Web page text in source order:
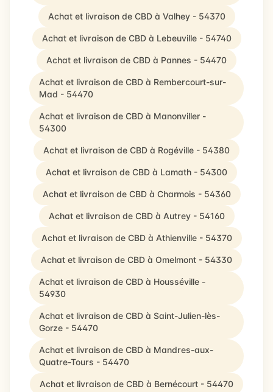
Achat et livraison de CBD à Valhey - 54370
Achat et livraison de CBD à Lebeuville - 54740
Achat et livraison de CBD à Pannes - 54470
Achat et livraison de CBD à Rembercourt-sur-
Mad - 54470
Achat et livraison de CBD à Manonviller -
54300
Achat et livraison de CBD à Rogéville - 54380
Achat et livraison de CBD à Lamath - 54300
Achat et livraison de CBD à Charmois - 54360
Achat et livraison de CBD à Autrey - 54160
Achat et livraison de CBD à Athienville - 54370
Achat et livraison de CBD à Omelmont - 54330
Achat et livraison de CBD à Housséville -
54930
Achat et livraison de CBD à Saint-Julien-lès-
Gorze - 54470
Achat et livraison de CBD à Mandres-aux-
Quatre-Tours - 54470
Achat et livraison de CBD à Bernécourt - 54470